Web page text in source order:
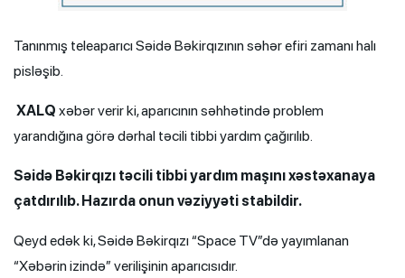
Tanınmış teleaparıcı Səidə Bəkirqızının səhər efiri zamanı halı
pisləşib.
XALQ xəbər verir ki, aparıcının səhhətində problem
yarandığına görə dərhal təcili tibbi yardım çağırılıb.
Səidə Bəkirqızı təcili tibbi yardım maşını xəstəxanaya
çatdırılıb. Hazırda onun vəziyyəti stabildir.
Qeyd edək ki, Səidə Bəkirqızı “Space TV”də yayımlanan
“Xəbərin izində” verilişinin aparıcısıdır.